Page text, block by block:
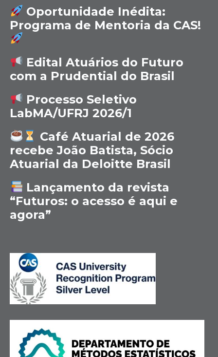
Oportunidade Inédita:
Programa de Mentoria da CAS!
Edital Atuários do Futuro
com a Prudential do Brasil
Processo Seletivo
LabMA/UFRJ 2026/1
Café Atuarial de 2026
recebe João Batista, Sócio
Atuarial da Deloitte Brasil
Lançamento da revista
“Futuros: o acesso é aqui e
agora”